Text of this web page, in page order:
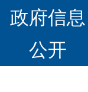
政府信息
公开